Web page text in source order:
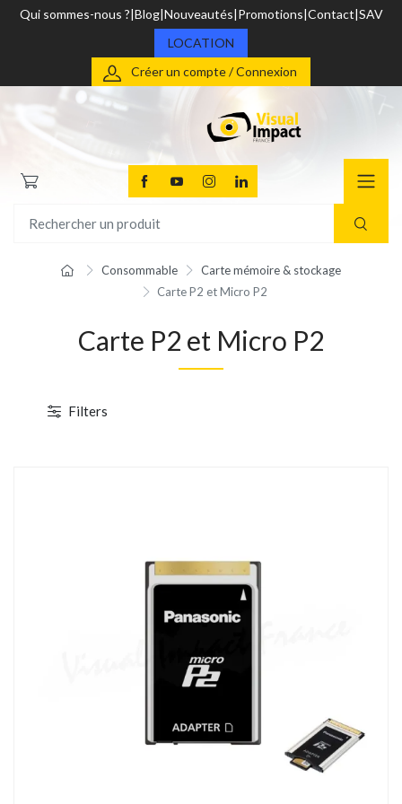
Qui sommes-nous ? Blog Nouveautés Promotions Contact SAV
LOCATION
Créer un compte / Connexion
Consommable
Carte mémoire & stockage
Carte P2 et Micro P2
DÉSTOCKAGE
Carte P2 et Micro P2
Filters